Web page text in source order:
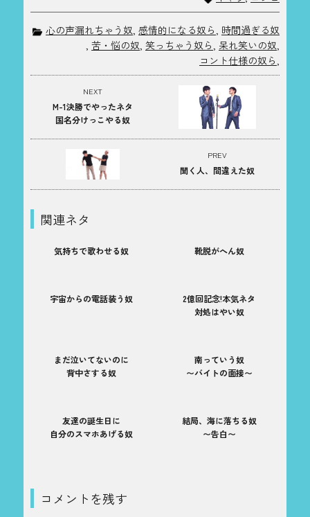
心の声漏れちゃう奴, 感情的になる奴ら, 時間過ぎる奴
, 苦・悩の奴, 笑っちゃう奴ら, 呆れ笑いの奴,
コント仕様の奴ら,
PREV
聞く人、間違えた奴
NEXT
M-1決勝でやったネタ
国名分けっこやる奴
関連ネタ
気持ちで歌わせる奴 靴脱がへん奴
宇宙からの電話装う奴
2億回記念!本気ネタ
対処はやい奴
まだ泣いてないのに
背中さする奴
南っていう奴
〜バイトの面接〜
友達の誕生日に
自分のスマホあげる奴
結局、海に落ちる奴
〜告白〜
コメントを残す